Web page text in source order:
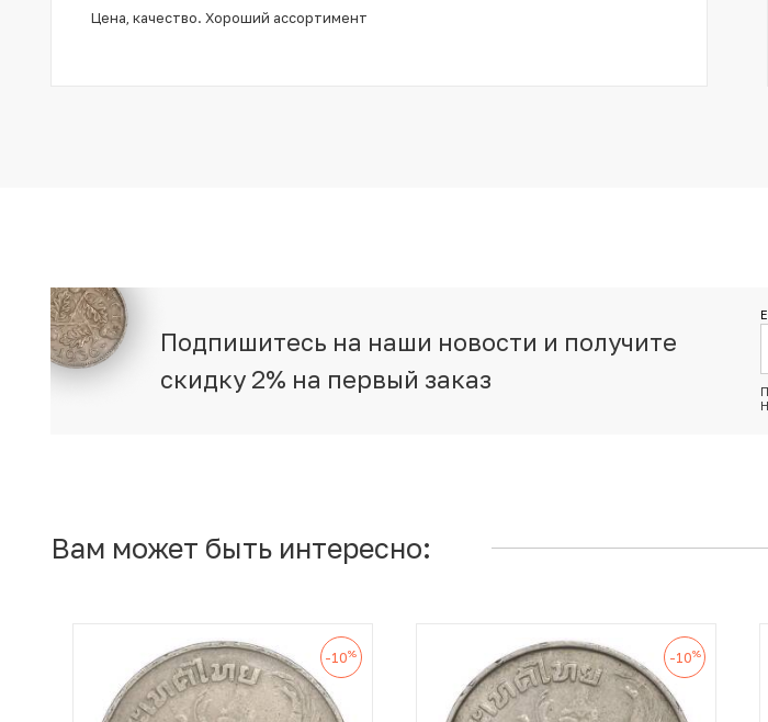
Цена, качество. Хороший ассортимент
Подпишитесь на наши новости и получите
скидку 2% на первый заказ
Вам может быть интересно:
-10% -10%